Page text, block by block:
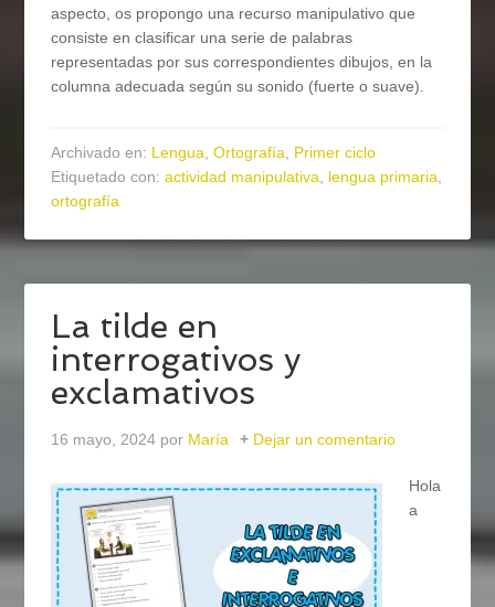
aspecto, os propongo una recurso manipulativo que
consiste en clasificar una serie de palabras
representadas por sus correspondientes dibujos, en la
columna adecuada según su sonido (fuerte o suave).
Archivado en: Lengua,Ortografía, Primer ciclo
Etiquetado con:actividad manipulativa, lengua primaria,
ortografía
La tilde en
interrogativos y
exclamativos
16 mayo, 2024 por María Dejar un comentario
Hola
a